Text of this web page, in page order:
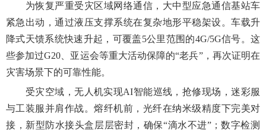
为恢复严重受灾区域网络通信，大中型应急通信基站车
紧急出动，通过液压支撑系统在复杂地形平稳架设。车载升
降式天馈系统快速升起，可覆盖5公里范围的4G/5G信号。这
些参加过G20、亚运会等重大活动保障的“老兵”，再次证明在
灾害场景下的可靠性能。
受灾空域，无人机实现AI智能巡线，抢修现场，迷彩服
与工装服并肩作战。熔纤机前，光纤在纳米级精度下完美对
接，新型防水接头盒层层密封，确保“滴水不进”；数字检测